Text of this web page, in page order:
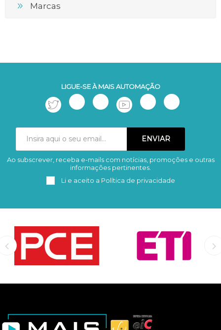
Marcas
LIGUE-SE À MAIS AUTOMAÇÃO
Subscrever Remover
Ao subscrever, receba e-mails com notícias, promoções e outras
informações pertinentes.
Li e aceito a Política de privacidade